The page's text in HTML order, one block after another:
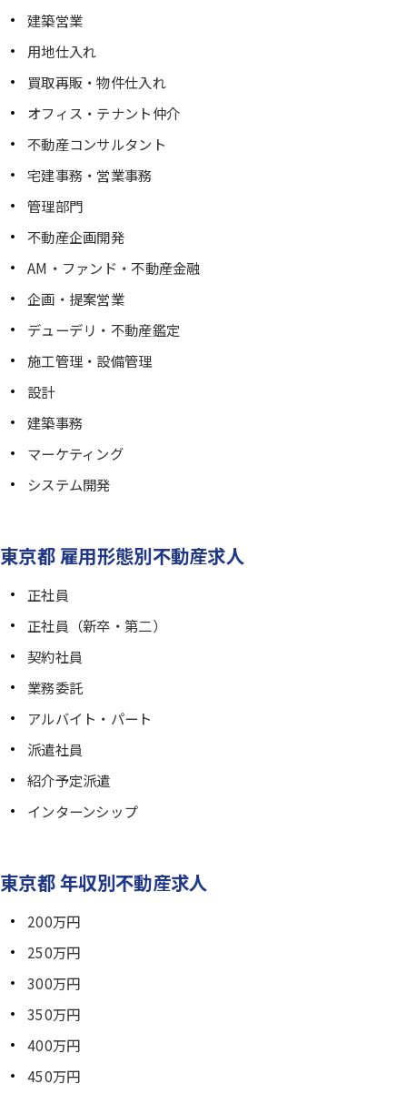
建築営業
用地仕入れ
買取再販・物件仕入れ
オフィス・テナント仲介
不動産コンサルタント
宅建事務・営業事務
管理部門
不動産企画開発
AM・ファンド・不動産金融
企画・提案営業
デューデリ・不動産鑑定
施工管理・設備管理
設計
建築事務
マーケティング
システム開発
東京都 雇用形態別不動産求人
正社員
正社員（新卒・第二）
契約社員
業務委託
アルバイト・パート
派遣社員
紹介予定派遣
インターンシップ
東京都 年収別不動産求人
200万円
250万円
300万円
350万円
400万円
450万円